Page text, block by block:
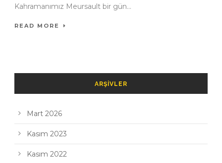
Kahramanımız Meursault bir gün...
READ MORE
ARŞIVLER
Mart 2026
Kasım 2023
Kasım 2022